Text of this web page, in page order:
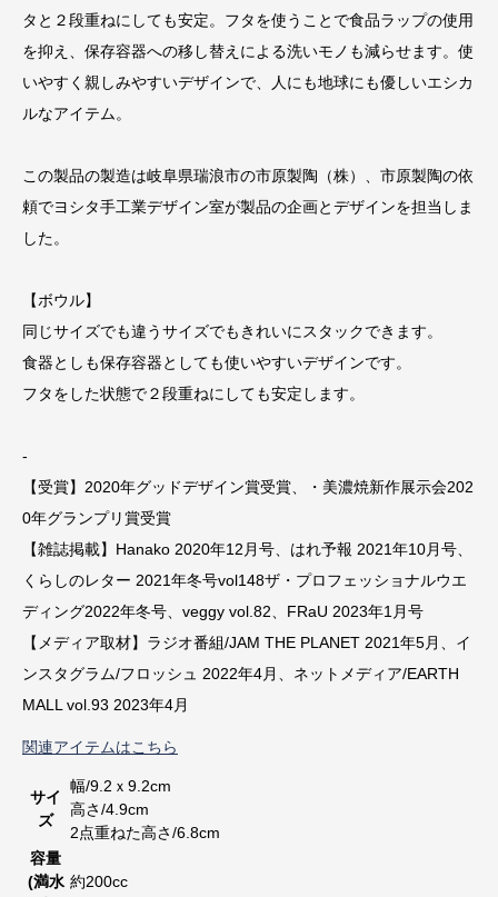
タと２段重ねにしても安定。フタを使うことで食品ラップの使用
を抑え、保存容器への移し替えによる洗いモノも減らせます。使
いやすく親しみやすいデザインで、人にも地球にも優しいエシカ
ルなアイテム。
この製品の製造は岐阜県瑞浪市の市原製陶（株）、市原製陶の依
頼でヨシタ手工業デザイン室が製品の企画とデザインを担当しま
した。
【ボウル】
同じサイズでも違うサイズでもきれいにスタックできます。
食器としも保存容器としても使いやすいデザインです。
フタをした状態で２段重ねにしても安定します。
-
【受賞】2020年グッドデザイン賞受賞、・美濃焼新作展示会202
0年グランプリ賞受賞
【雑誌掲載】Hanako 2020年12月号、はれ予報 2021年10月号、
くらしのレター 2021年冬号vol148ザ・プロフェッショナルウエ
ディング2022年冬号、veggy vol.82、FRaU 2023年1月号
【メディア取材】ラジオ番組/JAM THE PLANET 2021年5月、イ
ンスタグラム/フロッシュ 2022年4月、ネットメディア/EARTH
MALL vol.93 2023年4月
関連アイテムはこちら
サイ
ズ
幅/9.2ｘ9.2cm
高さ/4.9cm
2点重ねた高さ/6.8cm
容量
(満水 約200cc